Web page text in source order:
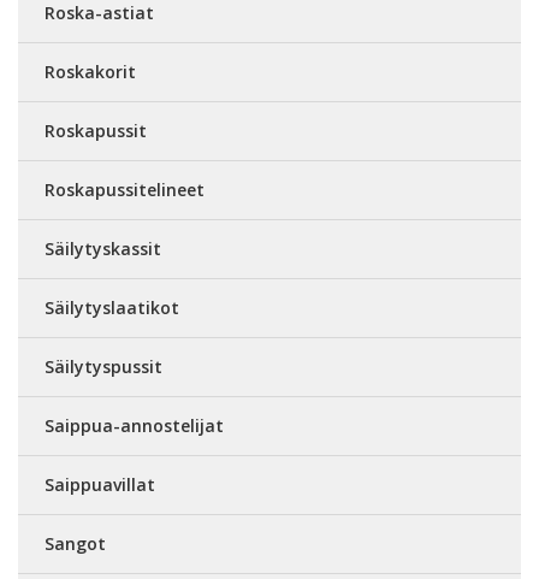
Roska-astiat
Roskakorit
Roskapussit
Roskapussitelineet
Säilytyskassit
Säilytyslaatikot
Säilytyspussit
Saippua-annostelijat
Saippuavillat
Sangot